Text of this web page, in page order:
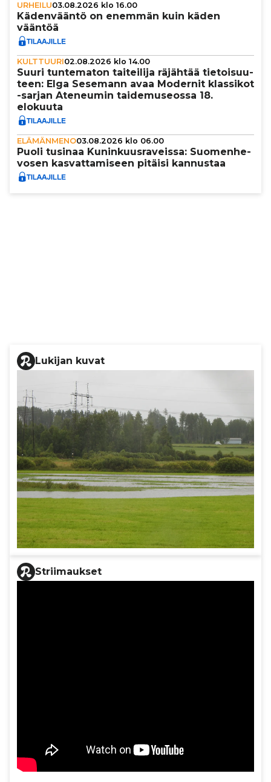
URHEILU03.08.2026 klo 16.00
Käden­vääntö on enemmän kuin käden
vääntöä
KULTTUURI02.08.2026 klo 14.00
Suuri tun­te­ma­ton tai­tei­lija räjähtää tie­toi­suu­
teen: Elga Sesemann avaa Modernit klassikot
-sarjan Ateneumin tai­de­mu­se­ossa 18.
elokuuta
ELÄMÄNMENO03.08.2026 klo 06.00
Puoli tusinaa Kunin­kuus­ra­veissa: Suo­men­he­
vo­sen kas­vat­ta­mi­seen pitäisi kannustaa
Lukijan kuvat
Striimaukset